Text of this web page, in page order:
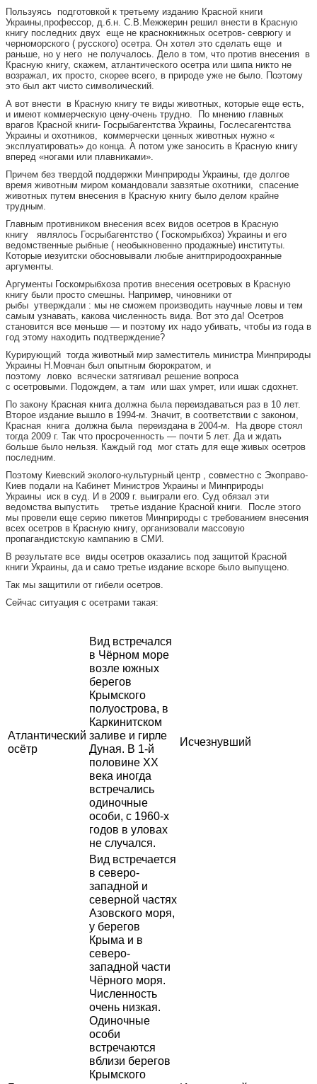
Пользуясь подготовкой к третьему изданию Красной книги
Украины,профессор, д.б.н. С.В.Межжерин решил внести в Красную
книгу последних двух еще не краснокнижных осетров- севрюгу и
черноморского ( русского) осетра. Он хотел это сделать еще и
раньше, но у него не получалось. Дело в том, что против внесения в
Красную книгу, скажем, атлантического осетра или шипа никто не
возражал, их просто, скорее всего, в природе уже не было. Поэтому
это был акт чисто символический.
А вот внести в Красную книгу те виды животных, которые еще есть,
и имеют коммерческую цену-очень трудно. По мнению главных
врагов Красной книги- Госрыбагентства Украины, Гослесагентства
Украины и охотников, коммерчески ценных животных нужно «
эксплуатировать» до конца. А потом уже заносить в Красную книгу
вперед «ногами или плавниками».
Причем без твердой поддержки Минприроды Украины, где долгое
время животным миром командовали завзятые охотники, спасение
животных путем внесения в Красную книгу было делом крайне
трудным.
Главным противником внесения всех видов осетров в Красную
книгу являлось Госрыбагентство ( Госкомрыбхоз) Украины и его
ведомственные рыбные ( необыкновенно продажные) институты.
Которые иезуитски обосновывали любые анитприродоохранные
аргументы.
Аргументы Госкомрыбхоза против внесения осетровых в Красную
книгу были просто смешны. Например, чиновники от
рыбы утверждали : мы не сможем производить научные ловы и тем
самым узнавать, какова численность вида. Вот это да! Осетров
становится все меньше — и поэтому их надо убивать, чтобы из года в
год этому находить подтверждение?
Курирующий тогда животный мир заместитель министра Минприроды
Украины Н.Мовчан был опытным бюрократом, и
поэтому ловко всячески затягивал решение вопроса
с осетровыми. Подождем, а там или шах умрет, или ишак сдохнет.
По закону Красная книга должна была переиздаваться раз в 10 лет.
Второе издание вышло в 1994-м. Значит, в соответствии с законом,
Красная книга должна была переиздана в 2004-м. На дворе стоял
тогда 2009 г. Так что просроченность — почти 5 лет. Да и ждать
больше было нельзя. Каждый год мог стать для еще живых осетров
последним.
Поэтому Киевский эколого-культурный центр , совместно с Экоправо-
Киев подали на Кабинет Министров Украины и Минприроды
Украины иск в суд. И в 2009 г. выиграли его. Суд обязал эти
ведомства выпустить третье издание Красной книги. После этого
мы провели еще серию пикетов Минприроды с требованием внесения
всех осетров в Красную книгу, организовали массовую
пропагандистскую кампанию в СМИ.
В результате все виды осетров оказались под защитой Красной
книги Украины, да и само третье издание вскоре было выпущено.
Так мы защитили от гибели осетров.
Сейчас ситуация с осетрами такая:
Атлантический
осётр
Вид встречался
в Чёрном море
возле южных
берегов
Крымского
полуострова, в
Каркинитском
заливе и гирле
Дуная. В 1-й
половине XX
века иногда
встречались
одиночные
особи, с 1960-х
годов в уловах
не случался.
Исчезнувший
Вид встречается
в северо-
западной и
северной частях
Азовского моря,
у берегов
Крыма и в
северо-
западной части
Чёрного моря.
Численность
очень низкая.
Одиночные
особи
встречаются
вблизи берегов
Крымского